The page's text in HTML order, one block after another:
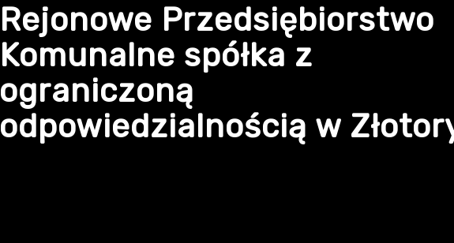
Rejonowe Przedsiębiorstwo
Komunalne spółka z
ograniczoną
odpowiedzialnością w